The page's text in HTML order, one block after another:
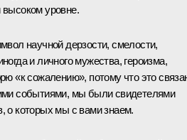
высоком уровне.
научной дерзости, смелости,
и личного мужества, героизма,
«к сожалению», потому что это
событиями, мы были свидетелями
о которых мы с вами знаем.